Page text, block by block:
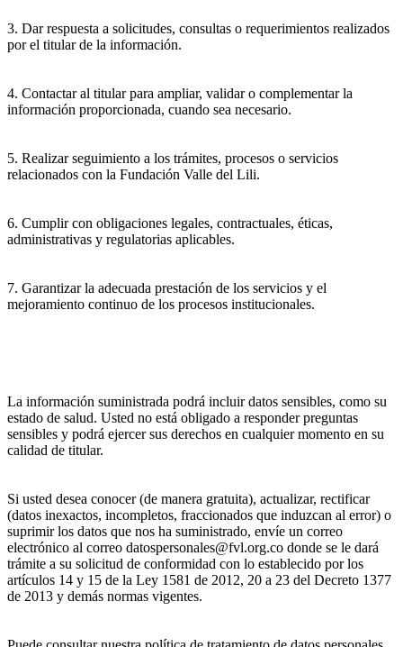
3. Dar respuesta a solicitudes, consultas o requerimientos realizados
por el titular de la información.
4. Contactar al titular para ampliar, validar o complementar la
información proporcionada, cuando sea necesario.
5. Realizar seguimiento a los trámites, procesos o servicios
relacionados con la Fundación Valle del Lili.
6. Cumplir con obligaciones legales, contractuales, éticas,
administrativas y regulatorias aplicables.
7. Garantizar la adecuada prestación de los servicios y el
mejoramiento continuo de los procesos institucionales.
La información suministrada podrá incluir datos sensibles, como su
estado de salud. Usted no está obligado a responder preguntas
sensibles y podrá ejercer sus derechos en cualquier momento en su
calidad de titular.
Si usted desea conocer (de manera gratuita), actualizar, rectificar
(datos inexactos, incompletos, fraccionados que induzcan al error) o
suprimir los datos que nos ha suministrado, envíe un correo
electrónico al correo datospersonales@fvl.org.co donde se le dará
trámite a su solicitud de conformidad con lo establecido por los
artículos 14 y 15 de la Ley 1581 de 2012, 20 a 23 del Decreto 1377
de 2013 y demás normas vigentes.